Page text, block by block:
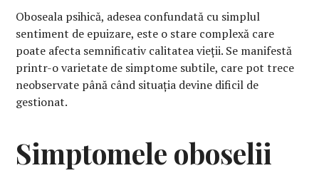
Oboseala psihică, adesea confundată cu simplul
sentiment de epuizare, este o stare complexă care
poate afecta semnificativ calitatea vieții. Se manifestă
printr-o varietate de simptome subtile, care pot trece
neobservate până când situația devine dificil de
gestionat.
Simptomele oboselii